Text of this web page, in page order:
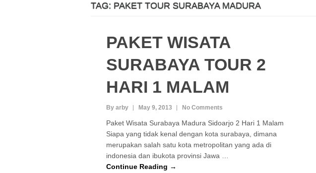
TAG: PAKET TOUR SURABAYA MADURA
PAKET WISATA
SURABAYA TOUR 2
HARI 1 MALAM
By arby May 9, 2013 No Comments
Paket Wisata Surabaya Madura Sidoarjo 2 Hari 1 Malam
Siapa yang tidak kenal dengan kota surabaya, dimana
merupakan salah satu kota metropolitan yang ada di
indonesia dan ibukota provinsi Jawa …
Continue Reading →